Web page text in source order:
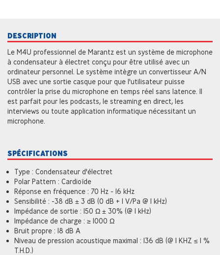
DESCRIPTION
Le M4U professionnel de Marantz est un système de microphone
à condensateur à électret conçu pour être utilisé avec un
ordinateur personnel. Le système intègre un convertisseur A/N
USB avec une sortie casque pour que l'utilisateur puisse
contrôler la prise du microphone en temps réel sans latence. Il
est parfait pour les podcasts, le streaming en direct, les
interviews ou toute application informatique nécessitant un
microphone.
SPÉCIFICATIONS
Type : Condensateur d'électret
Polar Pattern : Cardioïde
Réponse en fréquence : 70 Hz - 16 kHz
Sensibilité : -38 dB ± 3 dB (0 dB + 1 V/Pa @ 1 kHz)
Impédance de sortie : 150 Ω ± 30% (@ 1 kHz)
Impédance de charge : ≥ 1000 Ω
Bruit propre : 18 dB A
Niveau de pression acoustique maximal : 136 dB (@ 1 KHZ ≤ 1 %
T.H.D.)